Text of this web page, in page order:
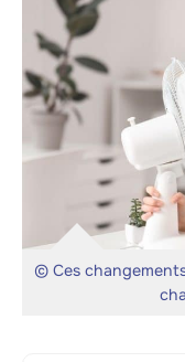
© Ces